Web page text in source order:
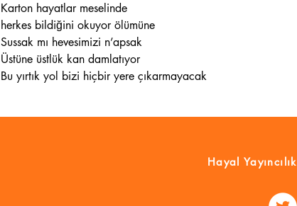
Karton hayatlar meselinde
herkes bildiğini okuyor ölümüne
Sussak mı hevesimizi n’apsak
Üstüne üstlük kan damlatıyor
Bu yırtık yol bizi hiçbir yere çıkarmayacak
Hayal Yayıncılık